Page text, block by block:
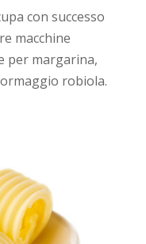
con successo
macchine
per margarina,
robiola.